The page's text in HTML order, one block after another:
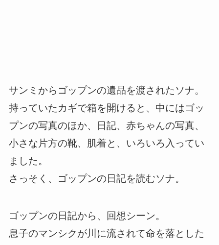
サンミからゴップンの遺品を渡されたソナ。
持っていたカギで箱を開けると、中にはゴッ
プンの写真のほか、日記、赤ちゃんの写真、
小さな片方の靴、肌着と、いろいろ入ってい
ました。
さっそく、ゴップンの日記を読むソナ。
ゴップンの日記から、回想シーン。
息子のマンシクが川に流されて命を落とした